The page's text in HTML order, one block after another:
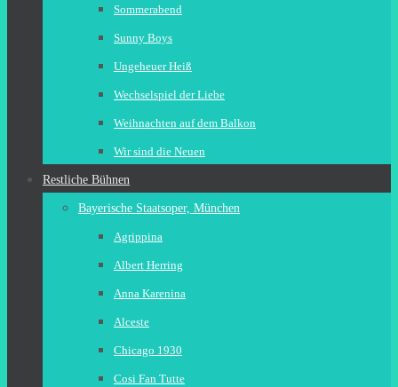
Sommerabend
Sunny Boys
Ungeheuer Heiß
Wechselspiel der Liebe
Weihnachten auf dem Balkon
Wir sind die Neuen
Restliche Bühnen
Bayerische Staatsoper, München
Agrippina
Albert Herring
Anna Karenina
Alceste
Chicago 1930
Cosi Fan Tutte